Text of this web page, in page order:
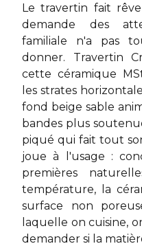
Le travertin fait
demande des
familiale n'a pas
donner. Travertin
cette céramique
les strates
fond beige sable
bandes plus
piqué qui fait tout
joue à l'usage :
premières
température, la
surface non
laquelle on cuisine,
demander si la